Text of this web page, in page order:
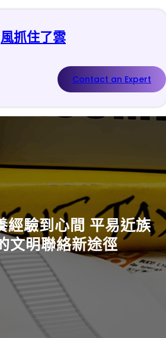
風抓住了雲
Contact an Expert
經驗到心間 平易近族
文明聯絡新途徑